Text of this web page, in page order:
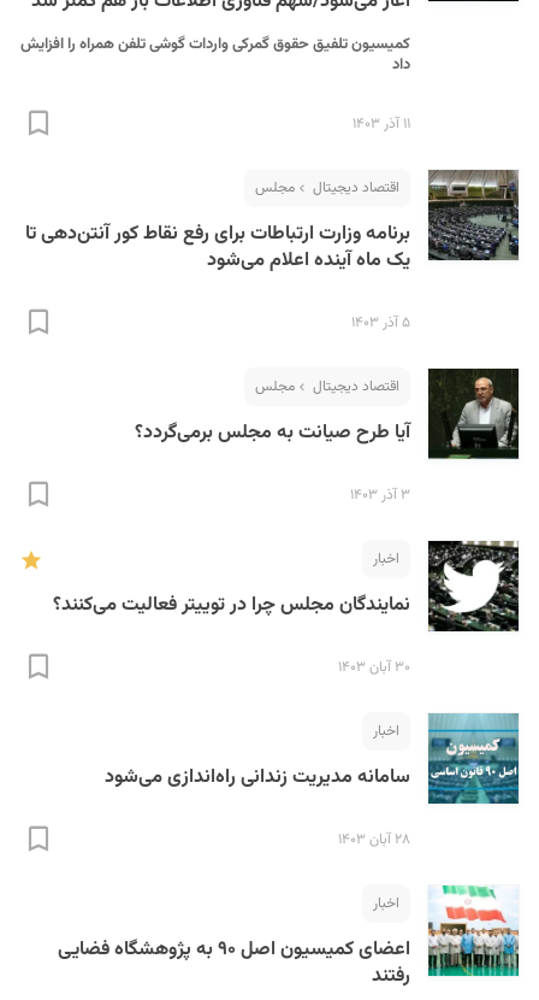
کمیسیون تلفیق حقوق گمرکی واردات گوشی تلفن همراه را افزایش
داد
۱۱ آذر ۱۴۰۳
اقتصاد دیجیتال مجلس
برنامه وزارت ارتباطات برای رفع نقاط کور آنتن‌دهی تا
یک ماه آینده اعلام می‌شود
۵ آذر ۱۴۰۳
اقتصاد دیجیتال مجلس
آیا طرح صیانت به مجلس برمی‌گردد؟
۳ آذر ۱۴۰۳
اخبار
نمایندگان مجلس چرا در توییتر فعالیت می‌کنند؟
۳۰ آبان ۱۴۰۳
اخبار
سامانه مدیریت زندانی راه‌اندازی می‌شود
۲۸ آبان ۱۴۰۳
اخبار
اعضای کمیسیون اصل ۹۰ به پژوهشگاه فضایی
رفتند